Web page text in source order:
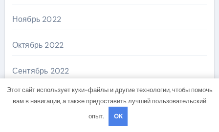
Ноябрь 2022
Октябрь 2022
Сентябрь 2022
Этот сайт использует куки-файлы и другие технологии, чтобы помочь
вам в навигации, а также предоставить лучший пользовательский
опыт.
OK